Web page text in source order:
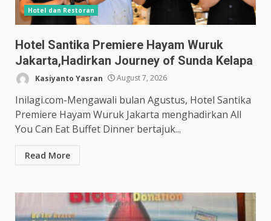
Hotel dan Restoran
Hotel Santika Premiere Hayam Wuruk
Jakarta,Hadirkan Journey of Sunda Kelapa
Kasiyanto Yasran August 7, 2026
Inilagi.com-Mengawali bulan Agustus, Hotel Santika
Premiere Hayam Wuruk Jakarta menghadirkan All
You Can Eat Buffet Dinner bertajuk...
Read More